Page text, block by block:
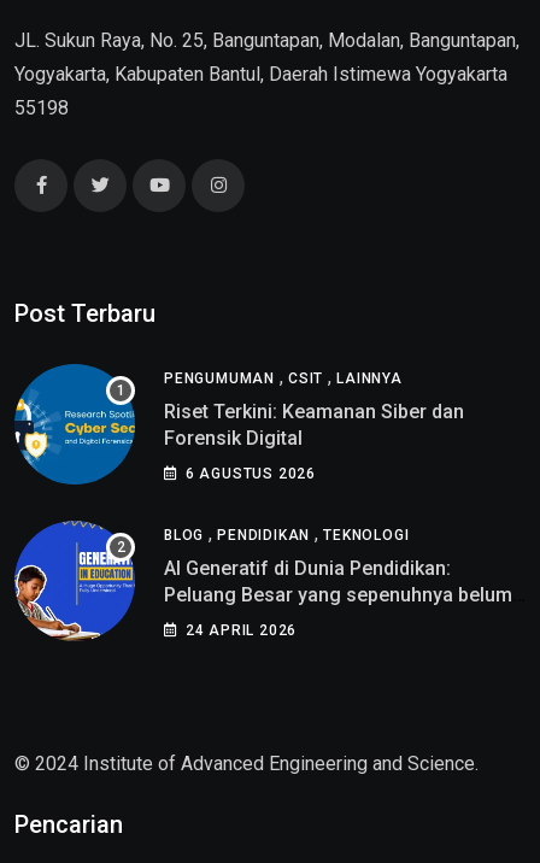
JL. Sukun Raya, No. 25, Banguntapan, Modalan, Banguntapan,
Yogyakarta, Kabupaten Bantul, Daerah Istimewa Yogyakarta
55198
Post Terbaru
PENGUMUMAN , CSIT ,LAINNYA
Riset Terkini: Keamanan Siber dan
Forensik Digital
6 AGUSTUS 2026
BLOG ,PENDIDIKAN ,TEKNOLOGI
AI Generatif di Dunia Pendidikan:
Peluang Besar yang sepenuhnya belum
di pahami
24 APRIL 2026
© 2024 Institute of Advanced Engineering and Science.
Pencarian